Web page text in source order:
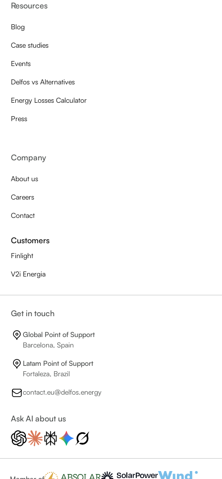
Resources
Blog
Case studies
Events
Delfos vs Alternatives
Energy Losses Calculator
Press
Company
About us
Careers
Contact
Customers
Finlight
V2i Energia
Get in touch
Global Point of Support
Barcelona, Spain
Latam Point of Support
Fortaleza, Brazil
contact.eu@delfos.energy
Ask AI about us